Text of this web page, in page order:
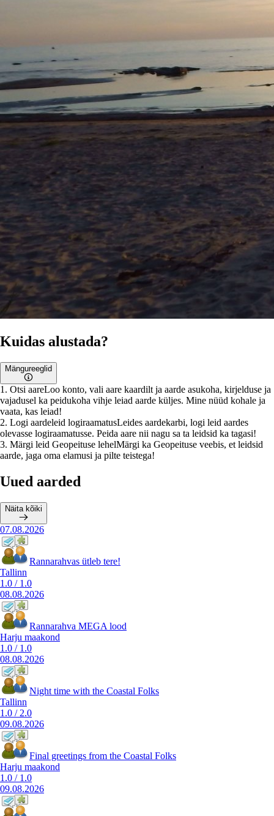
Kuidas alustada?
Mängureeglid
1 . Otsi aareLoo konto, vali aare kaardilt ja aarde asukoha, kirjelduse ja
vajadusel ka peidukoha vihje leiad aarde küljes. Mine nüüd kohale ja
vaata, kas leiad!
2. Logi aardeleid logiraamatusLeides aardekarbi, logi leid aardes
olevasse logiraamatusse. Peida aare nii nagu sa ta leidsid ka tagasi!
3. Märgi leid Geopeituse lehelMärgi ka Geopeituse veebis, et leidsid
aarde, jaga oma elamusi ja pilte teistega!
Uued aarded
Näita kõiki
07.08.2026
Rannarahvas ütleb tere!
Tallinn
1.0 / 1.0
08.08.2026
Rannarahva MEGA lood
Harju maakond
1.0 / 1.0
08.08.2026
Night time with the Coastal Folks
Tallinn
1.0 / 2.0
09.08.2026
Final greetings from the Coastal Folks
Harju maakond
1.0 / 1.0
09.08.2026